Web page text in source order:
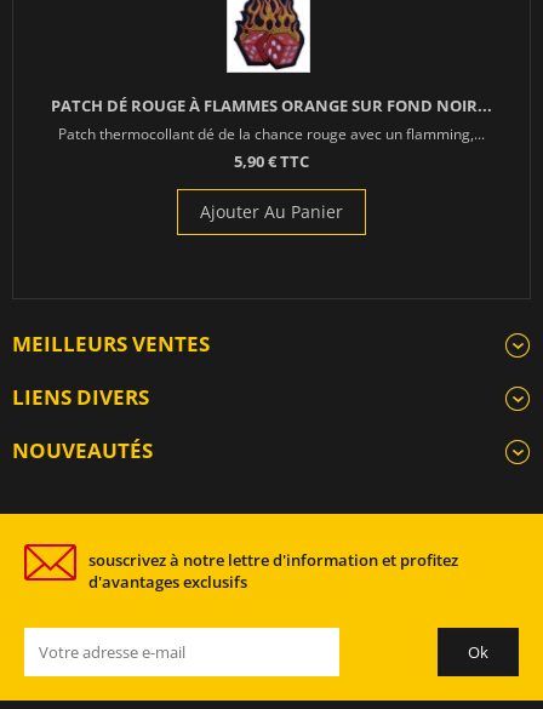
PATCH DÉ ROUGE À FLAMMES ORANGE SUR FOND NOIR...
Patch thermocollant dé de la chance rouge avec un flamming,...
5,90 € TTC
Ajouter Au Panier
MEILLEURS VENTES
LIENS DIVERS
NOUVEAUTÉS
souscrivez à notre lettre d'information et profitez
d'avantages exclusifs